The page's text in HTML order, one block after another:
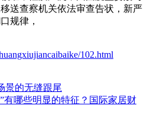
送查察机关依法审查告状，新严
规律，
102.html
景的无缝跟尾
有哪些明显的特征？国际家居财